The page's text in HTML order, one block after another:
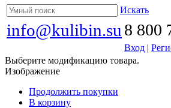
Искать
info@kulibin.su 8 800
Вход |
Выберите модификацию товара.
Изображение
Продолжить покупки
В корзину